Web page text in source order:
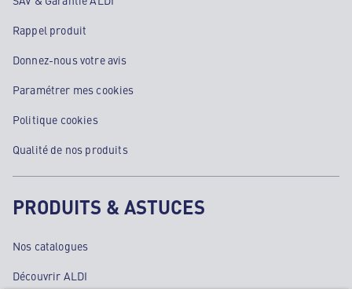
Rappel produit
Donnez-nous votre avis
Paramétrer mes cookies
Politique cookies
Qualité de nos produits
PRODUITS & ASTUCES
Nos catalogues
Découvrir ALDI